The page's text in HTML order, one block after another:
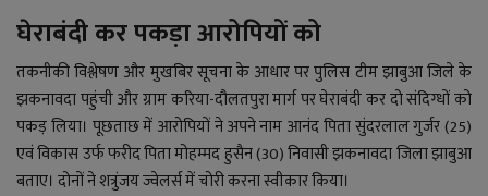
घेराबंदी कर पकड़ा आरोपियों को
तकनीकी विश्लेषण और मुखबिर सूचना के आधार पर पुलिस टीम झाबुआ जिले के
झकनावदा पहुंची और ग्राम करिया-दौलतपुरा मार्ग पर घेराबंदी कर दो संदिग्धों को
पकड़ लिया। पूछताछ में आरोपियों ने अपने नाम आनंद पिता सुंदरलाल गुर्जर (25)
एवं विकास उर्फ फरीद पिता मोहम्मद हुसैन (30) निवासी झकनावदा जिला झाबुआ
बताए। दोनों ने शत्रुंजय ज्वेलर्स में चोरी करना स्वीकार किया।